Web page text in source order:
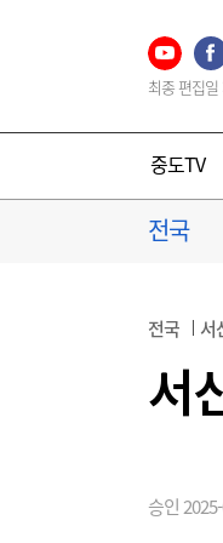
최종 편집일
중도TV
전국
전국 서
서
승인